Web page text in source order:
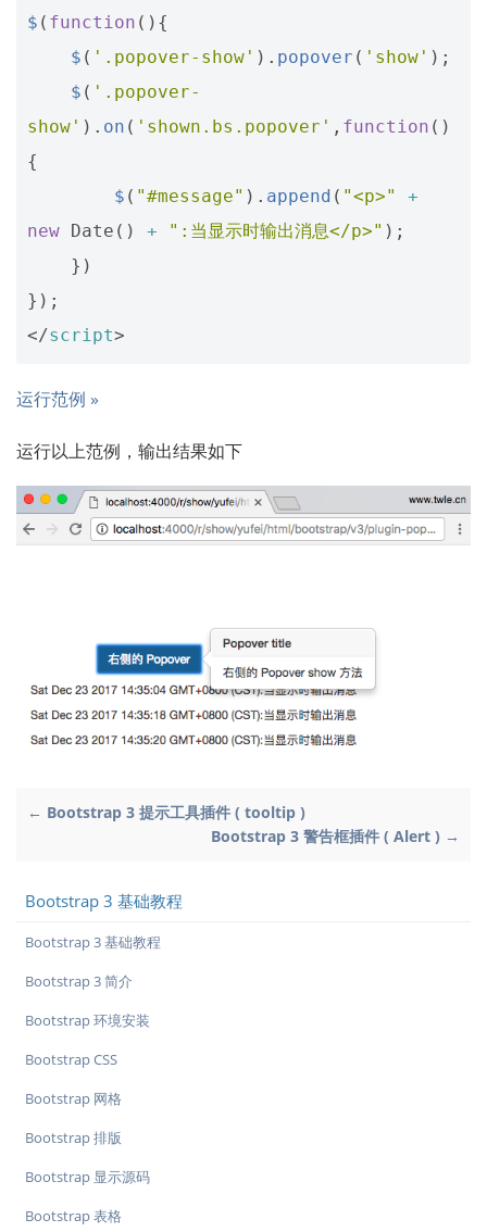
$ ( function (){
$ ( '.popover-show' ). popover ( 'show' );
$ ( '.popover-
show' ). on ( 'shown.bs.popover' , function ()
{
$ ( "#message" ). append ( "<p>"
+
new
Date () + ":当显示时输出消息</p>" );
})
});
</script>
运行范例 »
运行以上范例，输出结果如下
← Bootstrap 3 提示工具插件 ( tooltip )
Bootstrap 3 警告框插件 ( Alert ) →
Bootstrap 3 基础教程
Bootstrap 3 基础教程
Bootstrap 3 简介
Bootstrap 环境安装
Bootstrap CSS
Bootstrap 网格
Bootstrap 排版
Bootstrap 显示源码
Bootstrap 表格